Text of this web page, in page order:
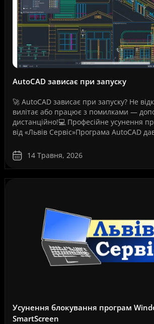
AutoCAD зависає при запуску
🚀 AutoCAD зависає при запуску? Не
вилітає або працює з помилками —
дистанційно!💻 Професійне усунення
від «Львів Сервіс»Програма AutoCAD
проект..14 Травня, 2026
Усунення блокування програм
SmartScreen